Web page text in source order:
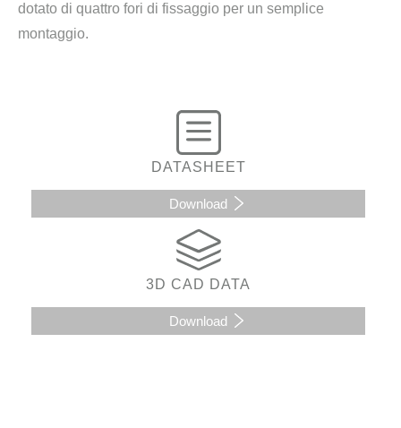
dotato di quattro fori di fissaggio per un semplice
montaggio.
DATASHEET
Download
3D CAD DATA
Download